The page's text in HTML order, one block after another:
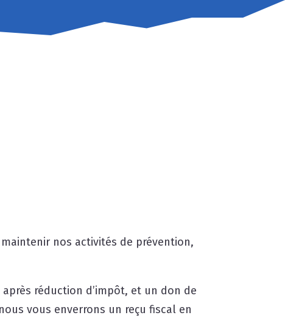
nos activités de prévention,
réduction d’impôt, et un don de
vous enverrons un reçu fiscal en